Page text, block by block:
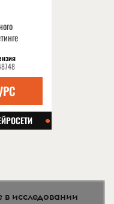
исследовании